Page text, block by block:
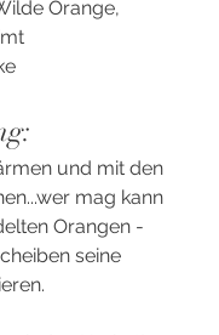
Orange,
und mit den
mag kann
Orangen -
seine